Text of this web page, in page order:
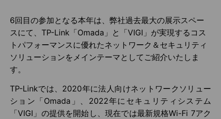
6回目の参加となる本年は、弊社過去最大の展示スペー
スにて、TP-Link「Omada」と「VIGI」が実現するコス
トパフォーマンスに優れたネットワーク＆セキュリティ
ソリューションをメインテーマとしてご紹介いたしま
す。
TP-Linkでは、2020年に法人向けネットワークソリュー
ション「Omada」、2022年にセキュリティシステム
「VIGI」の提供を開始し、現在では最新規格Wi-Fi 7アク